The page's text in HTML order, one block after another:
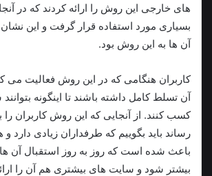
های خارجی این روش را ارائه کردند که در
بسیاری مورد استفاده قرار گرفت و این نشان
آن ها به این روش بود.
کاربران هنگامی که در این روش فعالیت می‌
آن تسلط کامل داشته باشند تا اینگونه
کسب کنند. از آنجایی که این روش کاربران
رساند باید بگوییم که طرفداران زیادی دارد
باعث شده است که روز به روز استقبال آن
بیشتر شود و سایت های بیشتری هم آن را